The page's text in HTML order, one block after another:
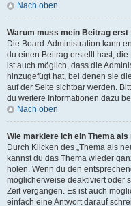
Nach oben
Warum muss mein Beitrag erst
Die Board-Administration kann
du einen Beitrag erstellt hast,
ist auch möglich, dass die
hinzugefügt hat, bei denen sie
auf der Seite sichtbar werden.
du weitere Informationen dazu
Nach oben
Wie markiere ich ein Thema als
Durch Klicken des „Thema als
kannst du das Thema wieder
holen. Wenn du den
möglicherweise deaktiviert oder
Zeit vergangen. Es ist auch
einfach eine Antwort darauf